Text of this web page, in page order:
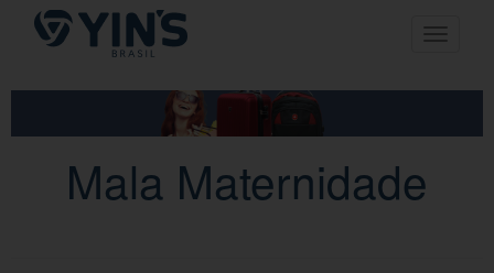
Pular
para
conteúdo
Toggle
Mala Maternidade